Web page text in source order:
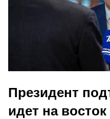
Президент
идет на восток